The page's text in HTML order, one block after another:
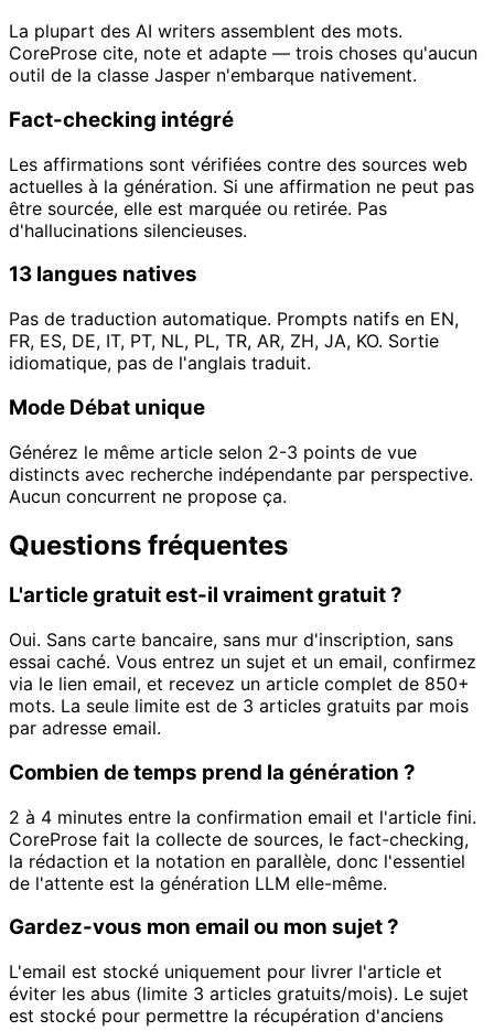
La plupart des AI writers assemblent des mots.
CoreProse cite, note et adapte — trois choses qu'aucun
outil de la classe Jasper n'embarque nativement.
Fact-checking intégré
Les affirmations sont vérifiées contre des sources web
actuelles à la génération. Si une affirmation ne peut pas
être sourcée, elle est marquée ou retirée. Pas
d'hallucinations silencieuses.
13 langues natives
Pas de traduction automatique. Prompts natifs en EN,
FR, ES, DE, IT, PT, NL, PL, TR, AR, ZH, JA, KO. Sortie
idiomatique, pas de l'anglais traduit.
Mode Débat unique
Générez le même article selon 2-3 points de vue
distincts avec recherche indépendante par perspective.
Aucun concurrent ne propose ça.
Questions fréquentes
L'article gratuit est-il vraiment gratuit ?
Oui. Sans carte bancaire, sans mur d'inscription, sans
essai caché. Vous entrez un sujet et un email, confirmez
via le lien email, et recevez un article complet de 850+
mots. La seule limite est de 3 articles gratuits par mois
par adresse email.
Combien de temps prend la génération ?
2 à 4 minutes entre la confirmation email et l'article fini.
CoreProse fait la collecte de sources, le fact-checking,
la rédaction et la notation en parallèle, donc l'essentiel
de l'attente est la génération LLM elle-même.
Gardez-vous mon email ou mon sujet ?
L'email est stocké uniquement pour livrer l'article et
éviter les abus (limite 3 articles gratuits/mois). Le sujet
est stocké pour permettre la récupération d'anciens